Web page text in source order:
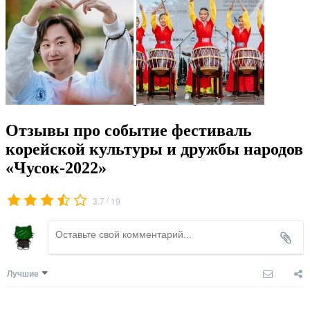
Отзывы про событие фестиваль
корейской культуры и дружбы народов
«Чусок-2022»
3.7 / 19
Лучшие